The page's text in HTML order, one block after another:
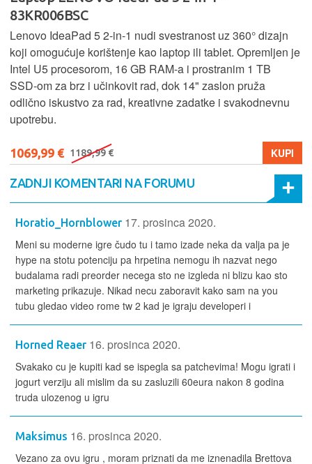
Lenovo LOQ 15AHP10 kombinira Ryzen 5 procesor, 16 GB
RAM-a i 1 TB SSD za brz rad i dovoljno prostora. Uz
Nvidia RTX 5050 grafiku pruža odlično gaming iskustvo i
rad u zahtjevnim aplikacijama, dok optimizirano hlađenje
osigurava stabilne performanse i pri većem opterećenju.
1299,99 € 1399,99 € KUPI
ZADNJI KOMENTARI NA FORUMU
Horatio_Hornblower 17. prosinca 2020.
Meni su moderne igre čudo tu i tamo izade neka da valja pa je
hype na stotu potenciju pa hrpetina nemogu ih nazvat nego
budalama radi preorder necega sto ne izgleda ni blizu kao sto
marketing prikazuje. Nikad necu zaboravit kako sam na you
tubu gledao video rome tw 2 kad je igraju developeri i
Horned Reaer 16. prosinca 2020.
Svakako cu je kupiti kad se ispegla sa patchevima! Mogu igrati i
jogurt verziju ali mislim da su zasluzili 60eura nakon 8 godina
truda ulozenog u igru
Maksimus 16. prosinca 2020.
Vezano za ovu igru , moram priznati da me iznenadila Brettova